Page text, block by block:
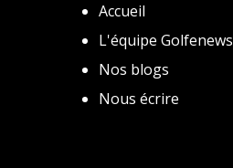
Accueil
L'équipe Golfenews
Nos blogs
Nous écrire